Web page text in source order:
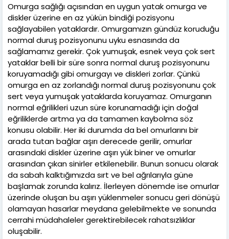
Omurga sağlığı açısından en uygun yatak omurga ve
diskler üzerine en az yükün bindiği pozisyonu
sağlayabilen yataklardır. Omurgamızın gündüz koruduğu
normal duruş pozisyonunu uyku esnasında da
sağlamamız gerekir. Çok yumuşak, esnek veya çok sert
yataklar belli bir süre sonra normal duruş pozisyonunu
koruyamadığı gibi omurgayı ve diskleri zorlar. Çünkü
omurga en az zorlandığı normal duruş pozisyonunu çok
sert veya yumuşak yataklarda koruyamaz. Omurganın
normal eğrilikleri uzun süre korunamadığı için doğal
eğriliklerde artma ya da tamamen kaybolma söz
konusu olabilir. Her iki durumda da bel omurlarını bir
arada tutan bağlar aşırı derecede gerilir, omurlar
arasındaki diskler üzerine aşırı yük biner ve omurlar
arasından çıkan sinirler etkilenebilir. Bunun sonucu olarak
da sabah kalktığımızda sırt ve bel ağrılarıyla güne
başlamak zorunda kalırız. İlerleyen dönemde ise omurlar
üzerinde oluşan bu aşırı yüklenmeler sonucu geri dönüşü
olamayan hasarlar meydana gelebilmekte ve sonunda
cerrahi müdahaleler gerektirebilecek rahatsızlıklar
oluşabilir.